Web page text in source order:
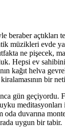
açtıkları
müzikleri evde
ne pişecek,
Hepsi ev
kağıt helva
bir
gün
meditasyonları
duvarına
uygun bir tabir.